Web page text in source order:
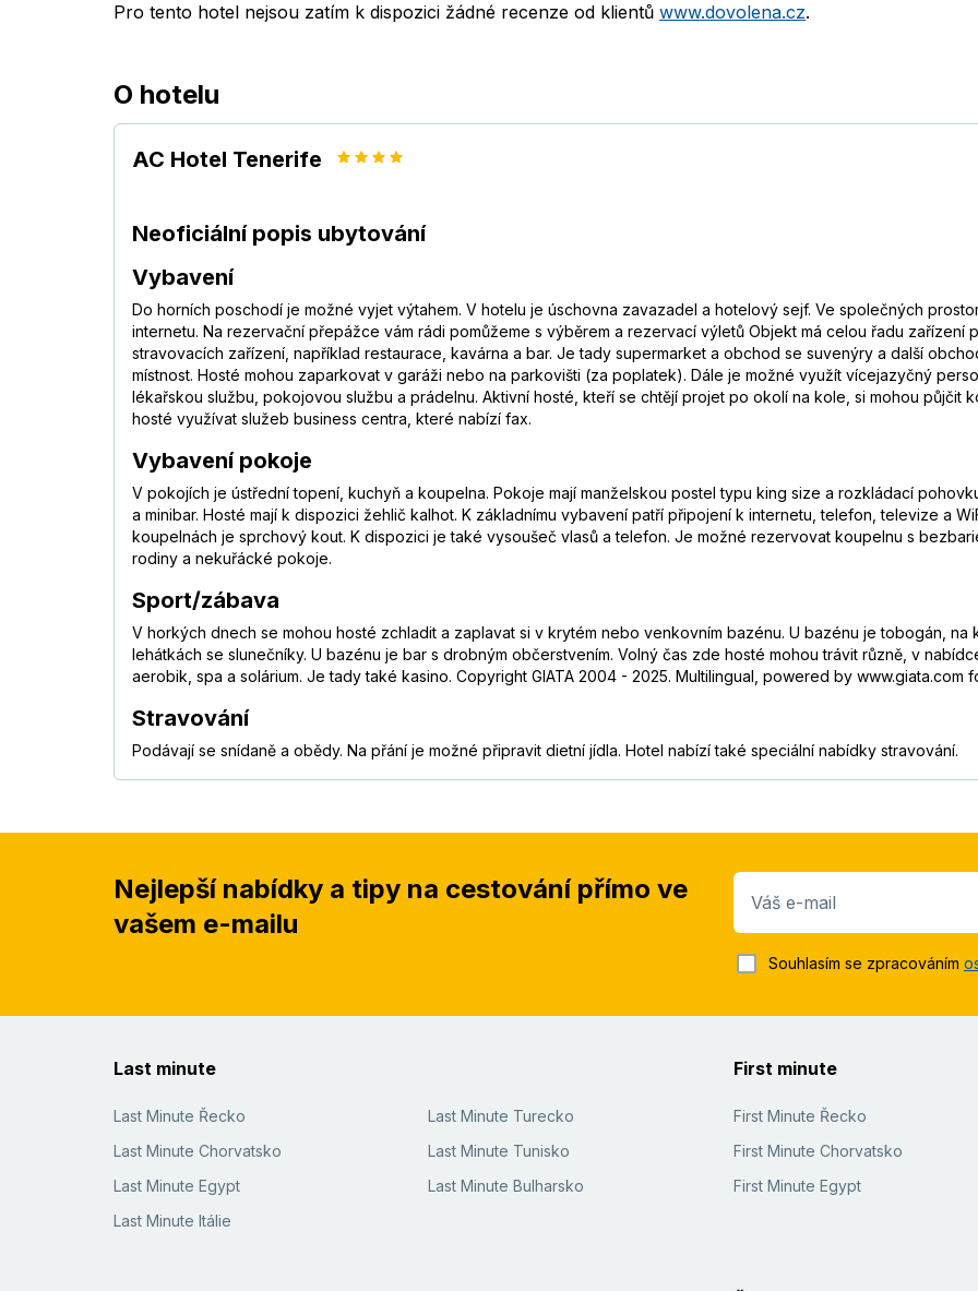
Pro tento hotel nejsou zatím k dispozici žádné recenze od klientů www.dovolena.cz.
O hotelu
AC Hotel Tenerife
Neoficiální popis ubytování
Vybavení
Do horních poschodí je možné vyjet výtahem. V hotelu je úschovna zavazadel a hotelový sejf. Ve společných
internetu. Na rezervační přepážce vám rádi pomůžeme s výběrem a rezervací výletů Objekt má celou řadu zařízení
stravovacích zařízení, například restaurace, kavárna a bar. Je tady supermarket a obchod se suvenýry a další
místnost. Hosté mohou zaparkovat v garáži nebo na parkovišti (za poplatek). Dále je možné využít vícejazyčný
lékařskou službu, pokojovou službu a prádelnu. Aktivní hosté, kteří se chtějí projet po okolí na kole, si mohou půjčit
hosté využívat služeb business centra, které nabízí fax.
Vybavení pokoje
V pokojích je ústřední topení, kuchyň a koupelna. Pokoje mají manželskou postel typu king size a rozkládací
a minibar. Hosté mají k dispozici žehlič kalhot. K základnímu vybavení patří připojení k internetu, telefon, televize a
koupelnách je sprchový kout. K dispozici je také vysoušeč vlasů a telefon. Je možné rezervovat koupelnu s
rodiny a nekuřácké pokoje.
Sport/zábava
V horkých dnech se mohou hosté zchladit a zaplavat si v krytém nebo venkovním bazénu. U bazénu je tobogán,
lehátkách se slunečníky. U bazénu je bar s drobným občerstvením. Volný čas zde hosté mohou trávit různě, v
aerobik, spa a solárium. Je tady také kasino. Copyright GIATA 2004 - 2025. Multilingual, powered by www.giata.com
Stravování
Podávají se snídaně a obědy. Na přání je možné připravit dietní jídla. Hotel nabízí také speciální nabídky stravování.
Nejlepší nabídky a tipy na cestování přímo ve
vašem e-mailu
Váš e-mail
Souhlasím se zpracováním
Last minute
Last Minute Řecko
Last Minute Chorvatsko
Last Minute Egypt
Last Minute Itálie
Last Minute Turecko
Last Minute Tunisko
Last Minute Bulharsko
First minute
First Minute Řecko
First Minute Chorvatsko
First Minute Egypt